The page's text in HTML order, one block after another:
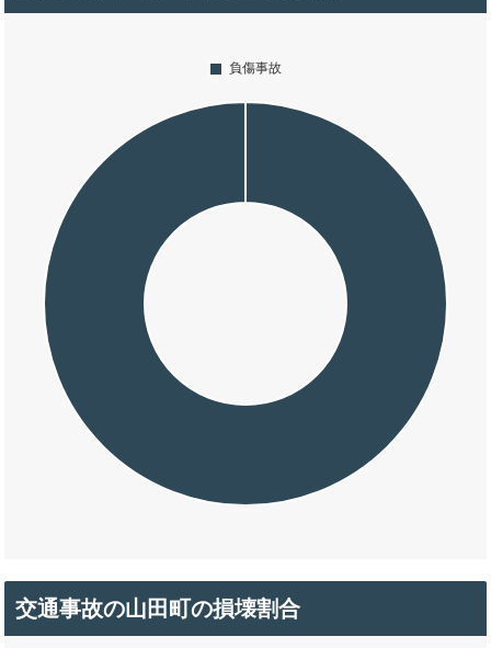
交通事故の山田町の損壊割合